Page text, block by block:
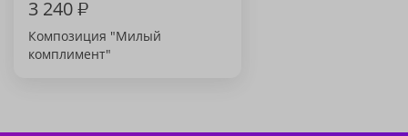
3 240₽
Композиция "Милый
комплимент"